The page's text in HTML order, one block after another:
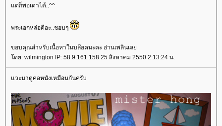
ต่ก็พอเดาได้..^^
พระเอกหล่อดีอะ..ชอบๆ
ขอบคุณสำหรับเนื้อหาในบล๊อคนะคะ อ่านเพลินเล
ดย: wilmington IP: 58.9.161.158 25 สิงหาคม 2550 2:13:24 น.
วะมาดูคอหนังเหมือนกันครับ